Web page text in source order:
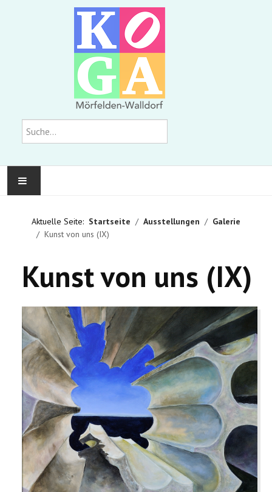
Suchen
AUSSTELLUNGEN
WIR ÜBER UNS
Aktuelle Seite: Startseite Ausstellungen
Galerie
Kunst von uns (IX)
Kunst von uns (IX)